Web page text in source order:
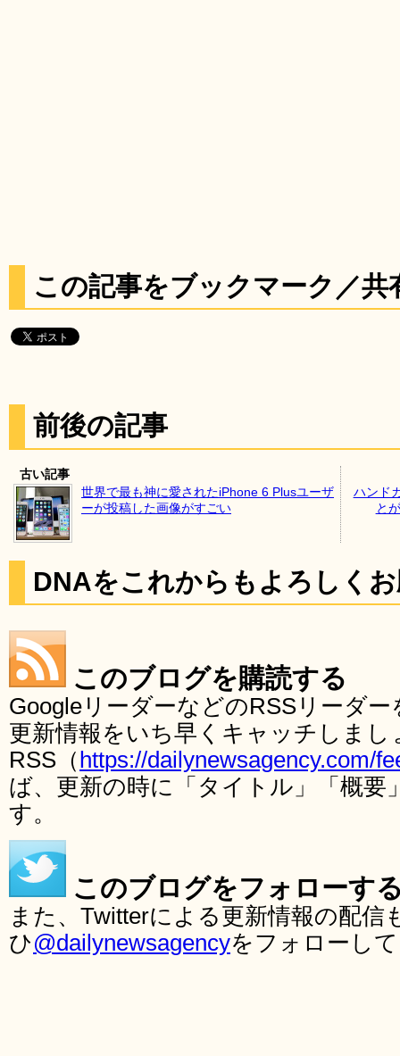
この記事をブックマーク／共
前後の記事
古い記事
世界で最も神に愛されたiPhone 6 Plusユーザ
ーが投稿した画像がすごい
ハンド
と
DNAをこれからもよろしく
このブログを購読する
GoogleリーダーなどのRSSリーダ
更新情報をいち早くキャッチしま
RSS（ https://dailynewsagency.com/
ば、更新の時に「タイトル」「概要
す。
このブログをフォローす
また、Twitterによる更新情報の配
ひ@dailynewsagencyをフォローし